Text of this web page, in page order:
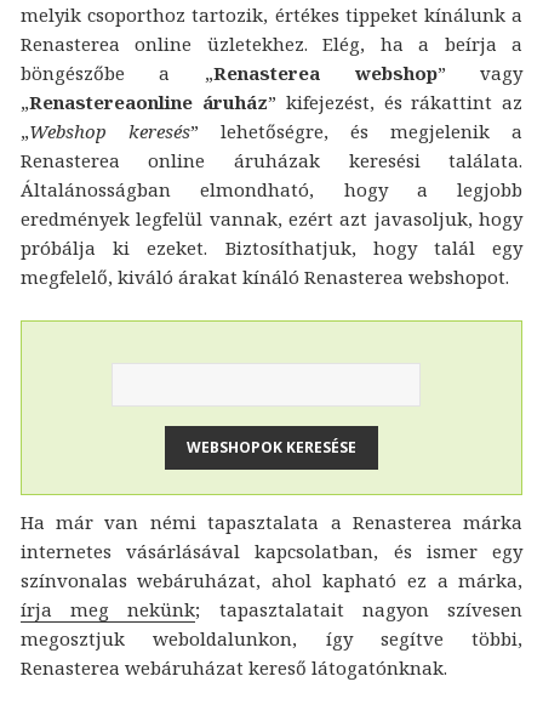
melyik csoporthoz tartozik, értékes tippeket kínálunk a
Renasterea online üzletekhez. Elég, ha a beírja a
böngészőbe a „Renasterea webshop” vagy
„Renastereaonline áruház” kifejezést, és rákattint az
„Webshop keresés” lehetőségre, és megjelenik a
Renasterea online áruházak keresési találata.
Általánosságban elmondható, hogy a legjobb
eredmények legfelül vannak, ezért azt javasoljuk, hogy
próbálja ki ezeket. Biztosíthatjuk, hogy talál egy
megfelelő, kiváló árakat kínáló Renasterea webshopot.
Ha már van némi tapasztalata a Renasterea márka
internetes vásárlásával kapcsolatban, és ismer egy
színvonalas webáruházat, ahol kapható ez a márka,
írja meg nekünk; tapasztalatait nagyon szívesen
megosztjuk weboldalunkon, így segítve többi,
Renasterea webáruházat kereső látogatónknak.